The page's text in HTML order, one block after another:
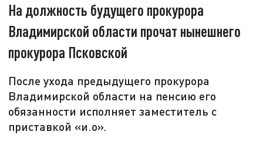
На должность будущего прокурора
Владимирской области прочат нынешнего
прокурора Псковской
После ухода предыдущего прокурора
Владимирской области на пенсию его
обязанности исполняет заместитель с
приставкой «и.о».